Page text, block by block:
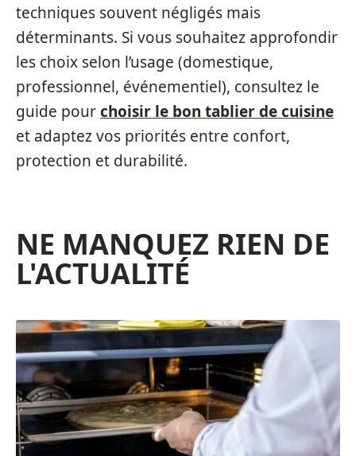
techniques souvent négligés mais
déterminants. Si vous souhaitez approfondir
les choix selon l’usage (domestique,
professionnel, événementiel), consultez le
guide pourchoisir le bon tablier de cuisine
et adaptez vos priorités entre confort,
protection et durabilité.
NE MANQUEZ RIEN DE
L'ACTUALITÉ